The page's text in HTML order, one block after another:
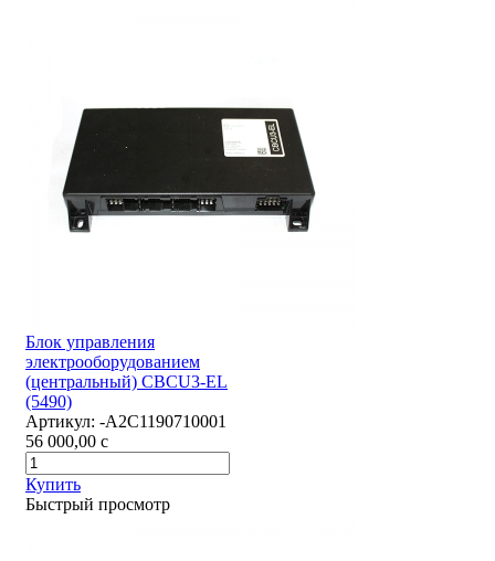
Блок управления
электрооборудованием
(центральный) CBCU3-EL
(5490)
Артикул: -А2С1190710001
56 000,00 c
Купить
Быстрый просмотр